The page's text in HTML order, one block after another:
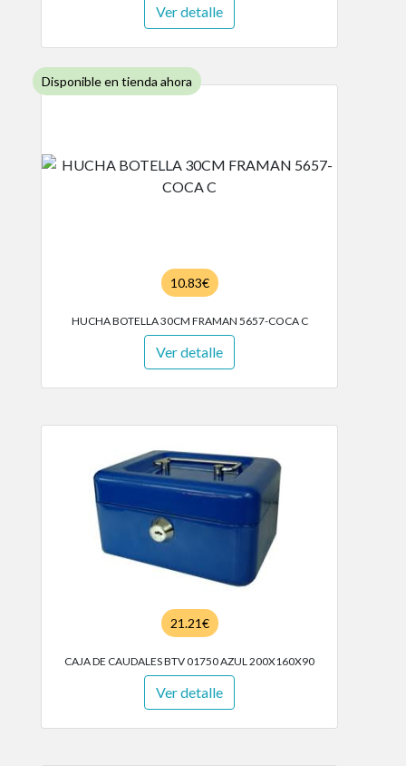
Ver detalle
Disponible en tienda ahora
10.83€
HUCHA BOTELLA 30CM FRAMAN 5657-COCA C
Ver detalle
21.21€
CAJA DE CAUDALES BTV 01750 AZUL 200X160X90
Ver detalle